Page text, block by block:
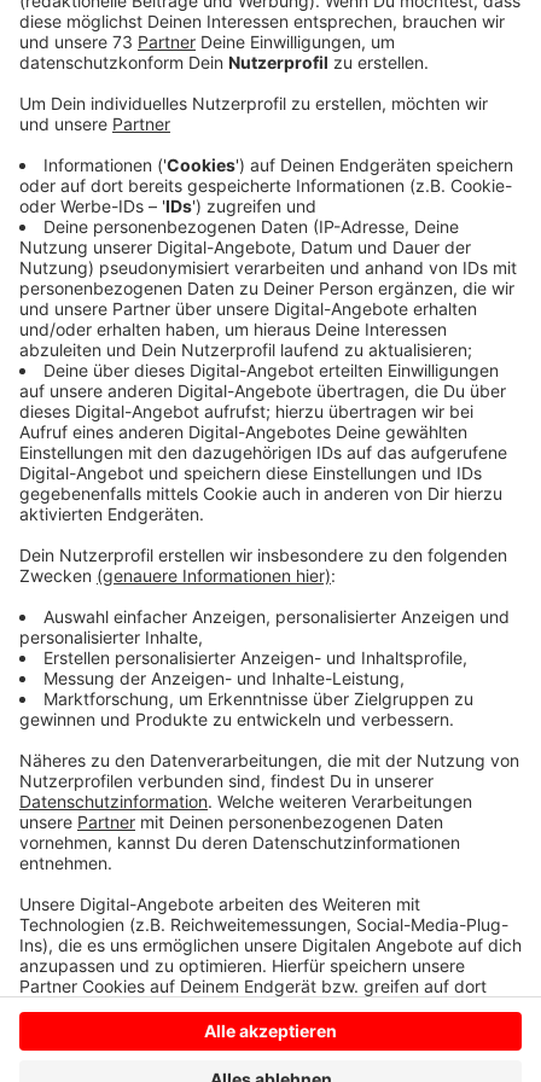
Veröffentlicht:Mittwoch, 23.11.2022 04:44
Anzeige
Freilaufende Katzen müssen kastriert sein
Anzeige
Vor allem bei Katzen gebe es nicht mehr viel Luft nach
oben, sagt Sabine aus Borken, die aktuell selbst 6
Katzen in Pflege hat. Sie wünscht sich, dass alle
Leute, die Katzen haben, die Tiere auch altersgerecht
kastrieren lassen. Denn sonst laufen sie unkastriert
draußen rum und sorgen dann früher oder später für
eine Katzenschwemme. Stattdessen würden aber
viele Menschen die Tiere, die sie jetzt oft nicht mehr
haben wollen, als angebliche Fundtiere zum Tierheim
zu müssen oder sie gleich aussetzen. Grundsätzlich ist
es hier bei uns im Kreis Borken seit 2019 verboten, als
Besitzer unkastrierte Katzen nach draußen zu lassen.
Wer dagegen verstößt, zahlt bis zu 1.000 Euro.
Anzeige
Anzeige